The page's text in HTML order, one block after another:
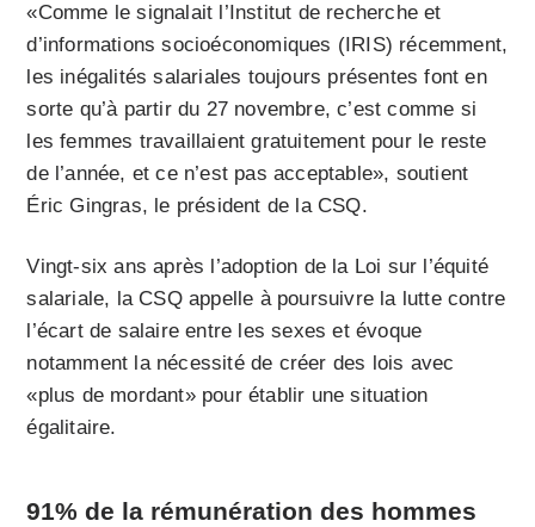
«Comme le signalait l’Institut de recherche et
d’informations socioéconomiques (IRIS) récemment,
les inégalités salariales toujours présentes font en
sorte qu’à partir du 27 novembre, c’est comme si
les femmes travaillaient gratuitement pour le reste
de l’année, et ce n’est pas acceptable», soutient
Éric Gingras, le président de la CSQ.
Vingt-six ans après l’adoption de la Loi sur l’équité
salariale, la CSQ appelle à poursuivre la lutte contre
l’écart de salaire entre les sexes et évoque
notamment la nécessité de créer des lois avec
«plus de mordant» pour établir une situation
égalitaire.
91% de la rémunération des hommes